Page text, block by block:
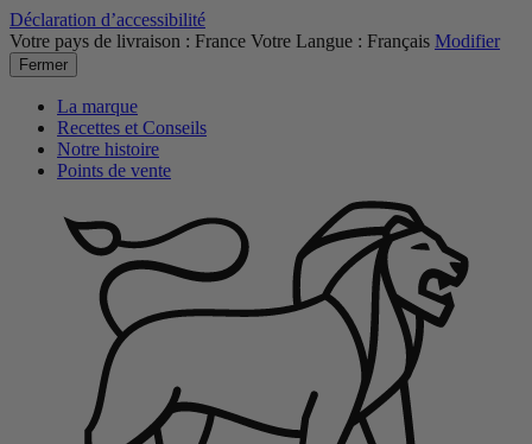
Déclaration d’accessibilité
Votre pays de livraison : France Votre Langue : Français Modifier
Fermer
La marque
Recettes et Conseils
Notre histoire
Points de vente